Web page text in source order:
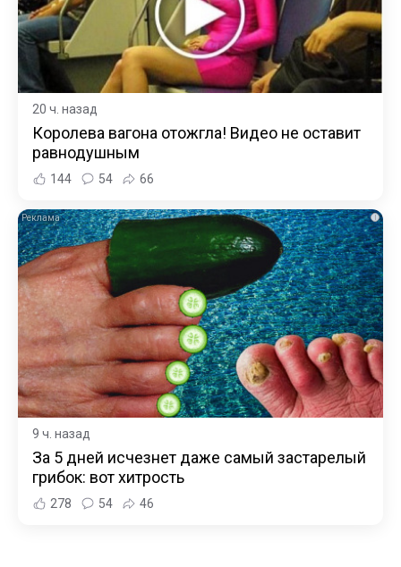
20 ч. назад
Королева вагона отожгла! Видео не оставит
равнодушным
144 54 66
i
9 ч. назад
За 5 дней исчезнет даже самый застарелый
грибок: вот хитрость
278 54 46